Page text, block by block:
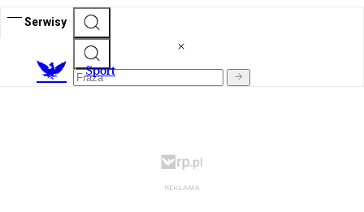
Serwisy
Sport